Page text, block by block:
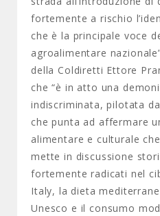
fortemente a rischio
che è la principale voce
agroalimentare
della Coldiretti Ettore
che “è in atto una
indiscriminata, pilotata
che punta ad affermare
alimentare e culturale
mette in discussione
fortemente radicati nel
Italy, la dieta
Unesco e il consumo